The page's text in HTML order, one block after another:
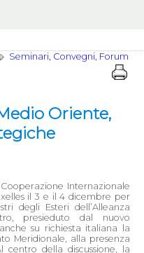
Seminari, Convegni, Forum
Oriente,
Internazionale
il 3 e il 4 dicembre per
degli Esteri dell’Alleanza
presieduto dal nuovo
su richiesta italiana la
Meridionale, alla presenza
della discussione, la